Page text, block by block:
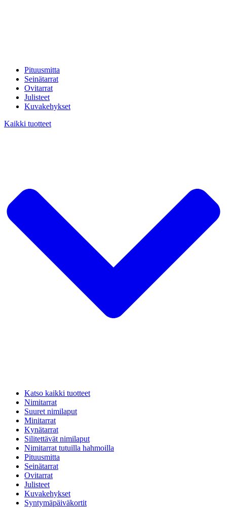
Pituusmitta
Seinätarrat
Ovitarrat
Julisteet
Kuvakehykset
Kaikki tuotteet
Katso kaikki tuotteet
Nimitarrat
Suuret nimilaput
Minitarrat
Kynätarrat
Silitettävät nimilaput
Nimitarrat tutuilla hahmoilla
Pituusmitta
Seinätarrat
Ovitarrat
Julisteet
Kuvakehykset
Syntymäpäiväkortit